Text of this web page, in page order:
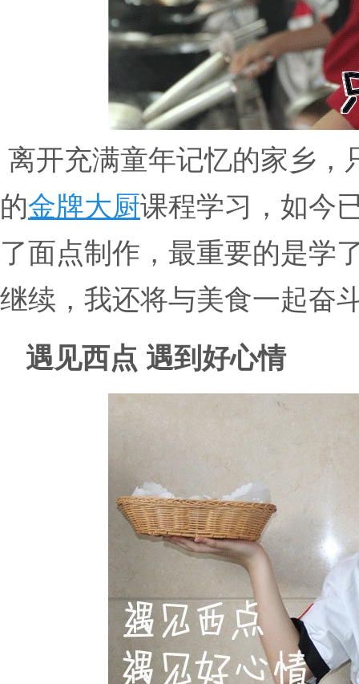
离开充满童年记忆的家乡，
的金牌大厨课程学习，如今
了面点制作，最重要的是学
继续，我还将与美食一起奋
遇见西点 遇到好心情